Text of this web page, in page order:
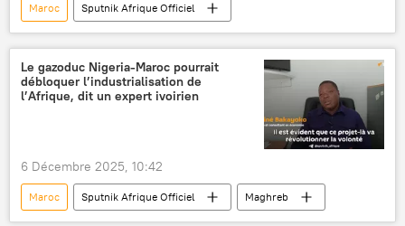
Maroc Sputnik Afrique Officiel
Le gazoduc Nigeria-Maroc pourrait
débloquer l’industrialisation de
l’Afrique, dit un expert ivoirien
6 Décembre 2025, 10:42
Maroc Sputnik Afrique Officiel Maghreb